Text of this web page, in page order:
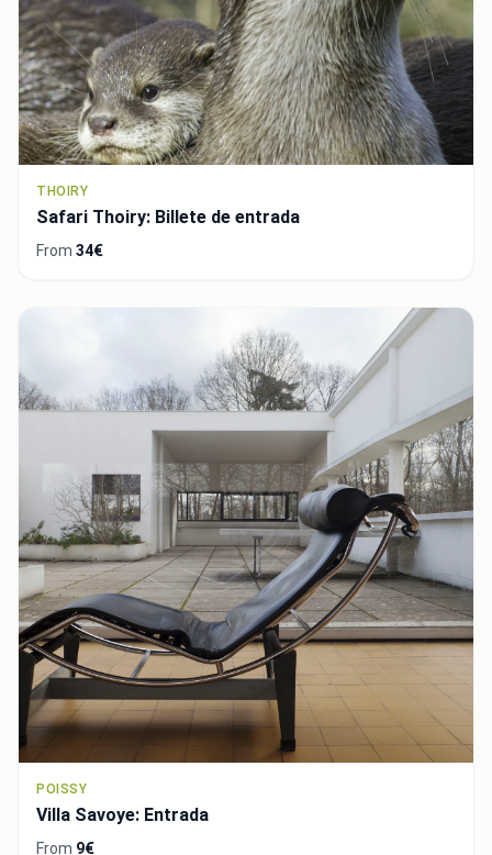
THOIRY
Safari Thoiry: Billete de entrada
From 34€
POISSY
Villa Savoye: Entrada
From 9€